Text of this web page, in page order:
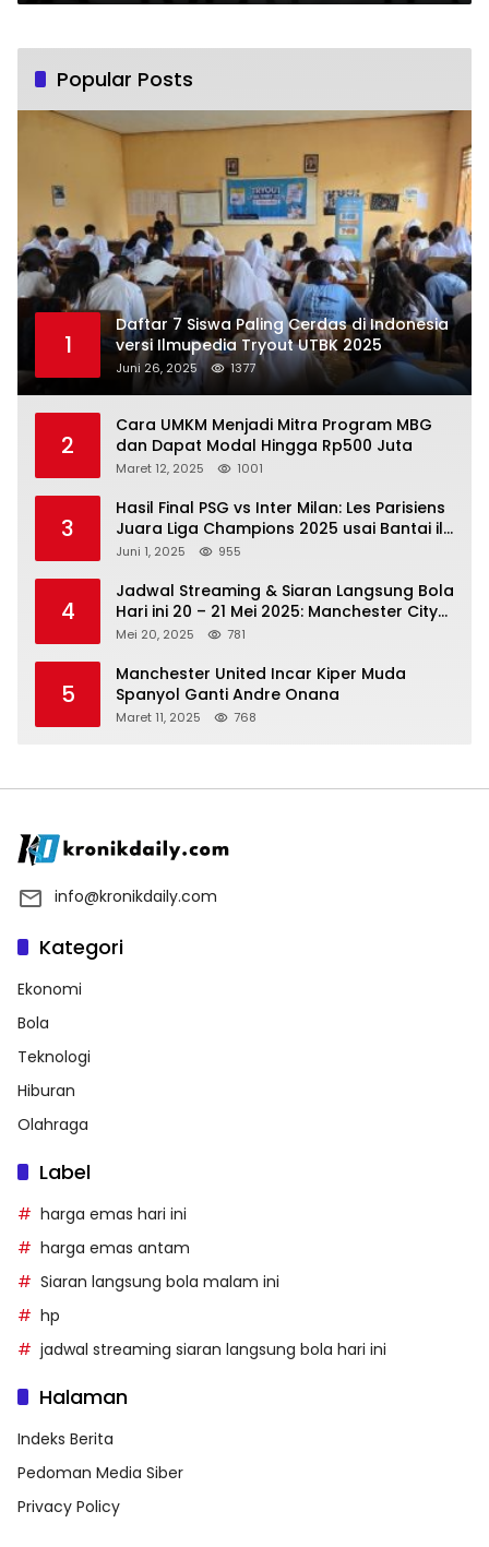
Popular Posts
1
Daftar 7 Siswa Paling Cerdas di Indonesia
versi Ilmupedia Tryout UTBK 2025
Juni 26, 2025 1377
2
Cara UMKM Menjadi Mitra Program MBG
dan Dapat Modal Hingga Rp500 Juta
Maret 12, 2025 1001
3
Hasil Final PSG vs Inter Milan: Les Parisiens
Juara Liga Champions 2025 usai Bantai il
Nerazzurri
Juni 1, 2025 955
4
Jadwal Streaming & Siaran Langsung Bola
Hari ini 20 – 21 Mei 2025: Manchester City
vs Bournemouth
Mei 20, 2025 781
5
Manchester United Incar Kiper Muda
Spanyol Ganti Andre Onana
Maret 11, 2025 768
info@kronikdaily.com
Kategori
Ekonomi
Bola
Teknologi
Hiburan
Olahraga
Label
harga emas hari ini
harga emas antam
Siaran langsung bola malam ini
hp
jadwal streaming siaran langsung bola hari ini
Halaman
Indeks Berita
Pedoman Media Siber
Privacy Policy